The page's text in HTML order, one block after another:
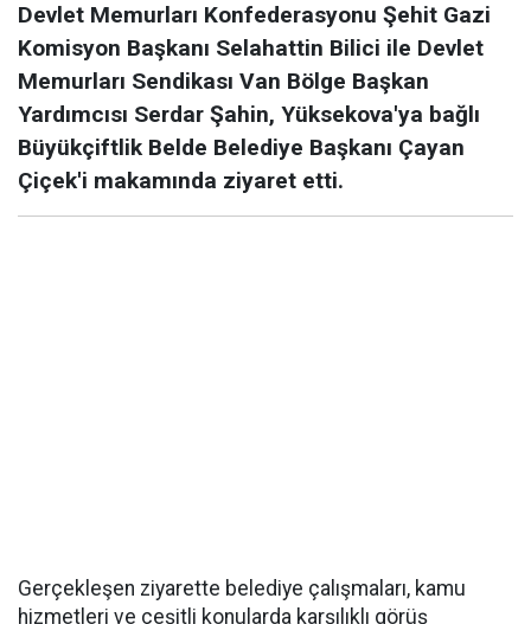
Devlet Memurları Konfederasyonu Şehit Gazi
Komisyon Başkanı Selahattin Bilici ile Devlet
Memurları Sendikası Van Bölge Başkan
Yardımcısı Serdar Şahin, Yüksekova'ya bağlı
Büyükçiftlik Belde Belediye Başkanı Çayan
Çiçek'i makamında ziyaret etti.
Gerçekleşen ziyarette belediye çalışmaları, kamu
hizmetleri ve çeşitli konularda karşılıklı görüş